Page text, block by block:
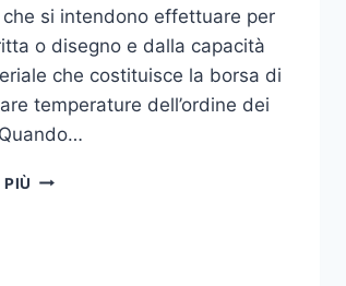
si intendono effettuare per
o disegno e dalla capacità
che costituisce la borsa di
temperature dell’ordine dei
PIÙ COME